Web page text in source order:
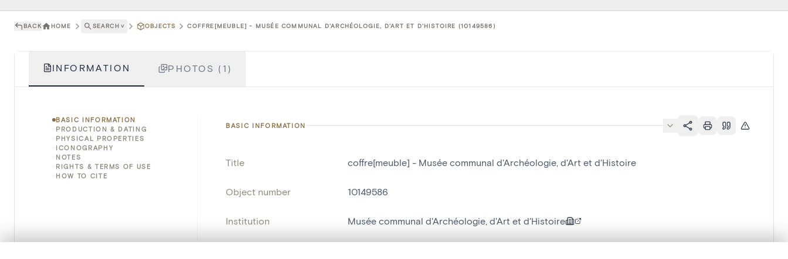
BACK HOME SEARCH ˅ OBJECTS COFFRE[MEUBLE] - MUSÉE COMMUNAL D'ARCHÉOLOGIE, D'ART ET D'HISTOIRE (10149586)
INFORMATION PHOTOS (1)
BASIC INFORMATION
PRODUCTION & DATING
PHYSICAL PROPERTIES
ICONOGRAPHY
NOTES
RIGHTS & TERMS OF USE
HOW TO CITE
BASIC INFORMATION
Title coffre[meuble] - Musée communal d'Archéologie, d'Art et d'Histoire
Object number 10149586
Institution Musée communal d'Archéologie, d'Art et d'Histoire